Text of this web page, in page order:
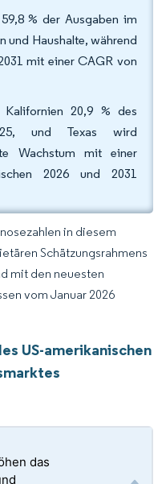
% der Ausgaben im
und Haushalte, während
mit einer CAGR von
Kalifornien 20,9 % des
und Texas wird
Wachstum mit einer
2026 und 2031
in diesem
Schätzungsrahmens
mit den neuesten
vom Januar 2026
US-amerikanischen
das